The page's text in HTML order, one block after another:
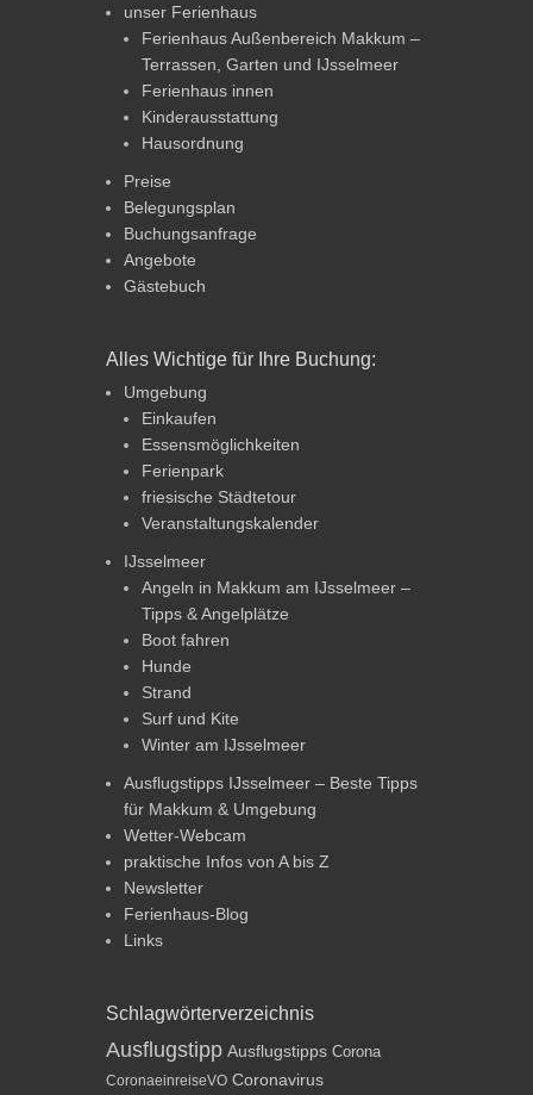
unser Ferienhaus
Ferienhaus Außenbereich Makkum –
Terrassen, Garten und IJsselmeer
Ferienhaus innen
Kinderausstattung
Hausordnung
Preise
Belegungsplan
Buchungsanfrage
Angebote
Gästebuch
Alles Wichtige für Ihre Buchung:
Umgebung
Einkaufen
Essensmöglichkeiten
Ferienpark
friesische Städtetour
Veranstaltungskalender
IJsselmeer
Angeln in Makkum am IJsselmeer –
Tipps & Angelplätze
Boot fahren
Hunde
Strand
Surf und Kite
Winter am IJsselmeer
Ausflugstipps IJsselmeer – Beste Tipps
für Makkum & Umgebung
Wetter-Webcam
praktische Infos von A bis Z
Newsletter
Ferienhaus-Blog
Links
Schlagwörterverzeichnis
Ausflugstipp Ausflugstipps Corona
CoronaeinreiseVO Coronavirus